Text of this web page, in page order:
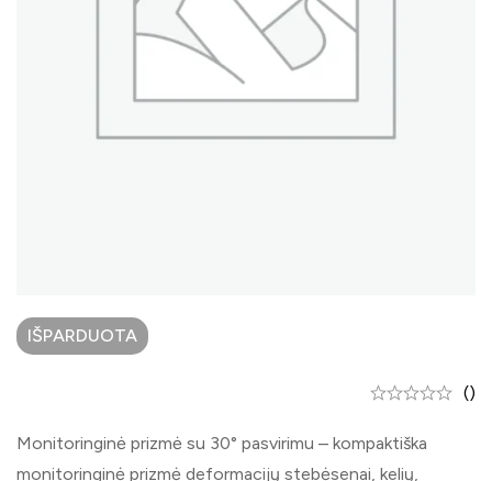
IŠPARDUOTA
()
Monitoringinė prizmė su 30° pasvirimu – kompaktiška
monitoringinė prizmė deformacijų stebėsenai, kelių,